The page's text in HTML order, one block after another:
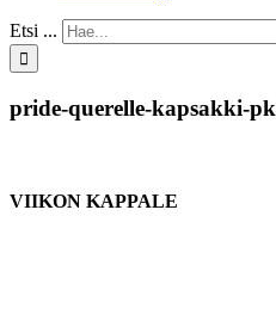
Etsi ...
pride-querelle-kapsakki-pk
VIIKON KAPPALE